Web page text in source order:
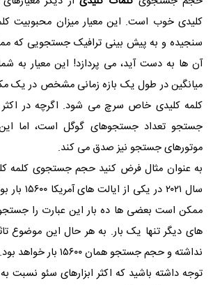
کلیدی خوب است. این معیار میزان محبوبیت
سنجیده و به پیش بینی ترافیک جستجویی که
آن ها به دست آید، می پردازد! این معیار به
میانگین در طول یک بازه زمانی مشخص در یک
کلمه کلیدی خاص سرچ می شود. اگرچه در اکثر
جستجو تعداد جستجوهای گوگل است، اما این
موتورهای جستجو نیز صدق می کند.
به عنوان مثال فرض کنید حجم جستجوی کلمه
سال ۲۰۲۱
ممکن است بعضی ها ده بار این عبارت را
های دیگر تنها یک بار. به هر حال این موضوع
نداشته و حجم جستجو همان ۱۵۶۰۰ بار خواهد بود.
توجه داشته باشید که اکثر ابزارهای سئو نسبت